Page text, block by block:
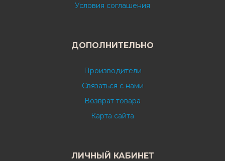
Условия соглашения
ДОПОЛНИТЕЛЬНО
Производители
Связаться с нами
Возврат товара
Карта сайта
ЛИЧНЫЙ КАБИНЕТ